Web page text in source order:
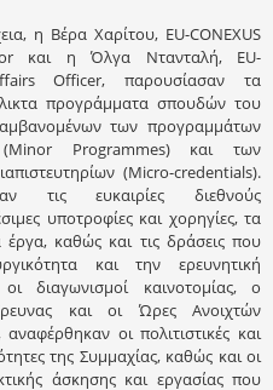
Χαρίτου, EU-CONEXUS
και η Όλγα Ντανταλή, EU-
Officer, παρουσίασαν τα
προγράμματα σπουδών του
των προγραμμάτων
(Minor Programmes) και των
(Micro-credentials).
τις ευκαιρίες διεθνούς
υποτροφίες και χορηγίες, τα
έργα, καθώς και τις δράσεις που
και την ερευνητική
διαγωνισμοί καινοτομίας, ο
και οι Ώρες Ανοιχτών
οι πολιτιστικές και
της Συμμαχίας, καθώς και οι
άσκησης και εργασίας που